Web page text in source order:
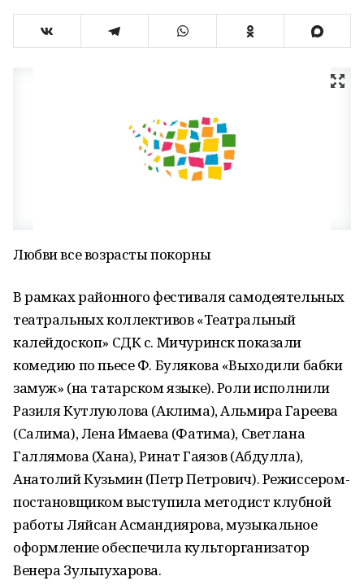
Любви все возрасты покорны
В рамках районного фестиваля самодеятельных
театральных коллективов «Театральный
калейдоскоп» СДК с. Мичуринск показали
комедию по пьесе Ф. Булякова «Выходили бабки
замуж» (на татарском языке). Роли исполнили
Разиля Кутлуюлова (Аклима), Альмира Гареева
(Салима), Лена Имаева (Фатима), Светлана
Галлямова (Хана), Ринат Гаязов (Абдулла),
Анатолий Кузьмин (Петр Петрович). Режиссером-
постановщиком выступила методист клубной
работы Ляйсан Асмандиярова, музыкальное
оформление обеспечила культорганизатор
Венера Зульпухарова.